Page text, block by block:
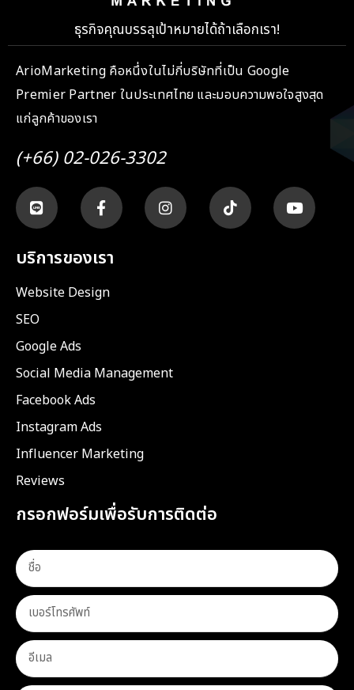
ธุรกิจคุณบรรลุเป้าหมายได้ถ้าเลือกเรา!
ArioMarketing คือหนึ่งในไม่กี่บริษัทที่เป็น Google
Premier Partner ในประเทศไทย และมอบความพอใจสูงสุด
แก่ลูกค้าของเรา
(+66) 02-026-3302
บริการของเรา
Website Design
SEO
Google Ads
Social Media Management
Facebook Ads
Instagram Ads
Influencer Marketing
Reviews
กรอกฟอร์มเพื่อรับการติดต่อ